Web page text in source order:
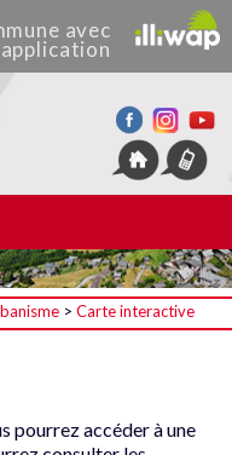
avec
> Carte interactive
pourrez accéder à une